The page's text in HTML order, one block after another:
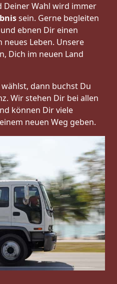
Deiner Wahl wird immer
sein. Gerne begleiten
ebnen Dir einen
Leben. Unsere
Dich im neuen Land
dann buchst Du
Wir stehen Dir bei allen
können Dir viele
neuen Weg geben.